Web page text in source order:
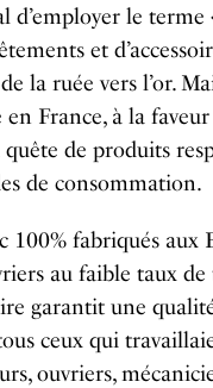
le terme
et
la ruée vers l’or.
France, à la faveur
de produits
de consommation.
100% fabriqués aux
au faible taux de
garantit une
ceux qui
ouvriers,